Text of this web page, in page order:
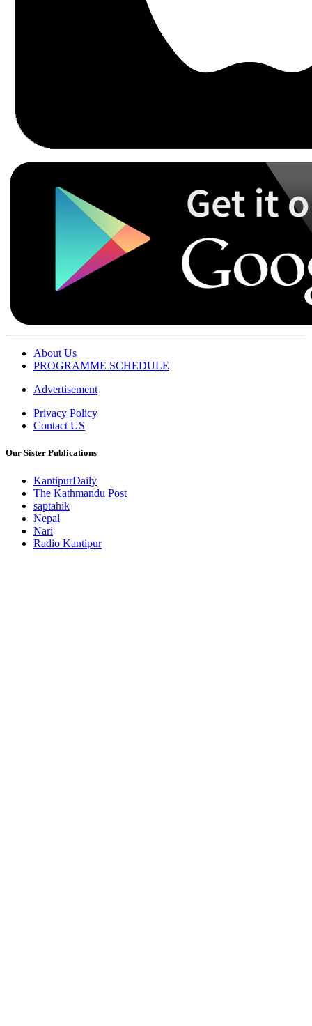
About Us
PROGRAMME SCHEDULE
Advertisement
Privacy Policy
Contact US
Our Sister Publications
KantipurDaily
The Kathmandu Post
saptahik
Nepal
Nari
Radio Kantipur